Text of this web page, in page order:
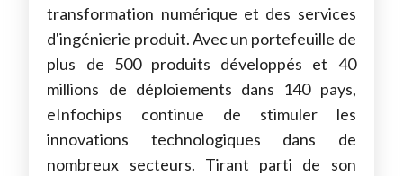
transformation numérique et des services
d'ingénierie produit. Avec un portefeuille de
plus de 500 produits développés et 40
millions de déploiements dans 140 pays,
eInfochips continue de stimuler les
innovations technologiques dans de
nombreux secteurs. Tirant parti de son